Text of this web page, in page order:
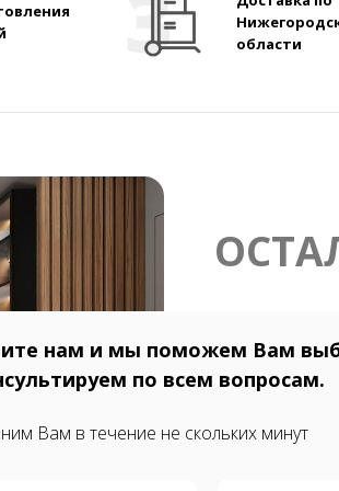
области
нам и мы поможем Вам
по всем вопросам.
Вам в течение не скольких минут